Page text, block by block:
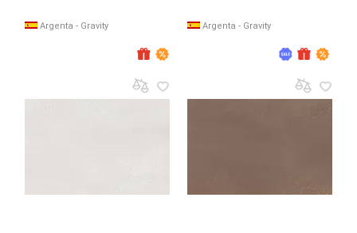
Argenta - Gravity Argenta - Gravity